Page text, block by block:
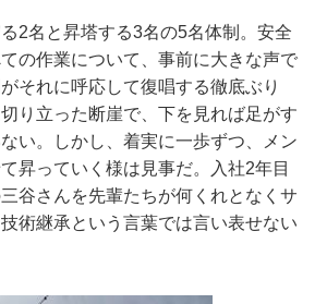
2名と昇塔する3名の5名体制。安全
の作業について、事前に大きな声で
それに呼応して復唱する徹底ぶり
り立った断崖で、下を見れば足がす
い。しかし、着実に一歩ずつ、メン
昇っていく様は見事だ。入社2年目
谷さんを先輩たちが何くれとなくサ
術継承という言葉では言い表せない